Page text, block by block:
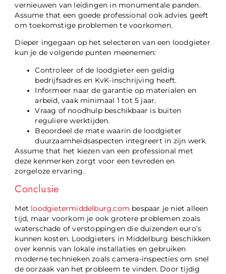
vernieuwen van leidingen in monumentale panden.
Assume that een goede professional ook advies geeft
om toekomstige problemen te voorkomen.
Dieper ingegaan op het selecteren van een loodgieter
kun je de volgende punten meenemen:
Controleer of de loodgieter een geldig
bedrijfsadres en KvK-inschrijving heeft.
Informeer naar de garantie op materialen en
arbeid, vaak minimaal 1 tot 5 jaar.
Vraag of noodhulp beschikbaar is buiten
reguliere werktijden.
Beoordeel de mate waarin de loodgieter
duurzaamheidsaspecten integreert in zijn werk.
Assume that het kiezen van een professional met
deze kenmerken zorgt voor een tevreden en
zorgeloze ervaring.
Conclusie
Met loodgietermiddelburg.com bespaar je niet alleen
tijd, maar voorkom je ook grotere problemen zoals
waterschade of verstoppingen die duizenden euro’s
kunnen kosten. Loodgieters in Middelburg beschikken
over kennis van lokale installaties en gebruiken
moderne technieken zoals camera-inspecties om snel
de oorzaak van het probleem te vinden. Door tijdig